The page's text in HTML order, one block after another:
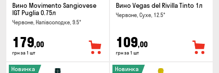
Вино Movimento Sangiovese
IGT Puglia 0.75л
Червоне, Напівсолодке, 9.5°
179,00
грн за 1 шт
Вино Vegas del Rivilla Tinto 1л
Червоне, Сухе, 12.5°
109,00
грн за 1 шт
Новинка Новинка